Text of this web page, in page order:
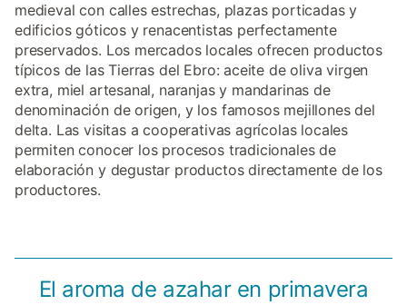
medieval con calles estrechas, plazas porticadas y
edificios góticos y renacentistas perfectamente
preservados. Los mercados locales ofrecen productos
típicos de las Tierras del Ebro: aceite de oliva virgen
extra, miel artesanal, naranjas y mandarinas de
denominación de origen, y los famosos mejillones del
delta. Las visitas a cooperativas agrícolas locales
permiten conocer los procesos tradicionales de
elaboración y degustar productos directamente de los
productores.
El aroma de azahar en primavera